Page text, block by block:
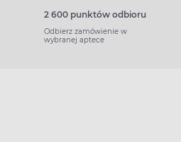
2 600 punktów odbioru
Odbierz zamówienie w
wybranej aptece